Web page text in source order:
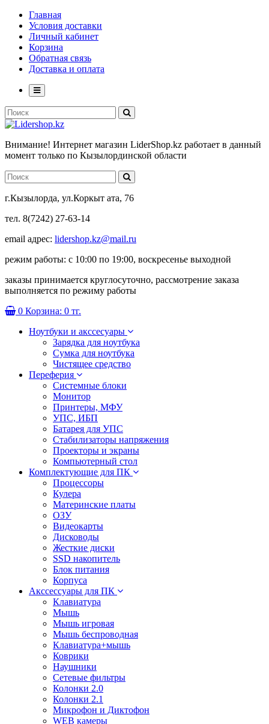
Главная
Условия доставки
Личный кабинет
Корзина
Обратная связь
Доставка и оплата
Внимание! Интернет магазин LiderShop.kz работает в данный
момент только по Кызылординской области
г.Кызылорда, ул.Коркыт ата, 76
тел. 8(7242) 27-63-14
email адрес: lidershop.kz@mail.ru
режим работы: с 10:00 по 19:00, воскресенье выходной
заказы принимается круглосуточно, рассмотрение заказа
выполняется по режиму работы
0 Корзина: 0 тг.
Ноутбуки и акссесуары
Зарядка для ноутбука
Сумка для ноутбука
Чистящее средство
Переферия
Системные блоки
Монитор
Принтеры, МФУ
УПС, ИБП
Батарея для УПС
Стабилизаторы напряжения
Проекторы и экраны
Компьютерный стол
Комплектующие для ПК
Процессоры
Кулера
Материнские платы
ОЗУ
Видеокарты
Дисководы
Жесткие диски
SSD накопитель
Блок питания
Корпуса
Акссессуары для ПК
Клавиатура
Мышь
Мышь игровая
Мышь беспроводная
Клавиатура+мышь
Коврики
Наушники
Сетевые фильтры
Колонки 2.0
Колонки 2.1
Микрофон и Диктофон
WEB камеры